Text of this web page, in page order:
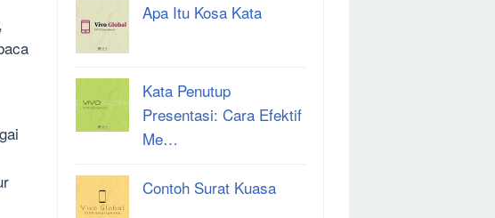
Apa Itu Kosa Kata
Kata Penutup
Presentasi: Cara Efektif
Me…
Contoh Surat Kuasa